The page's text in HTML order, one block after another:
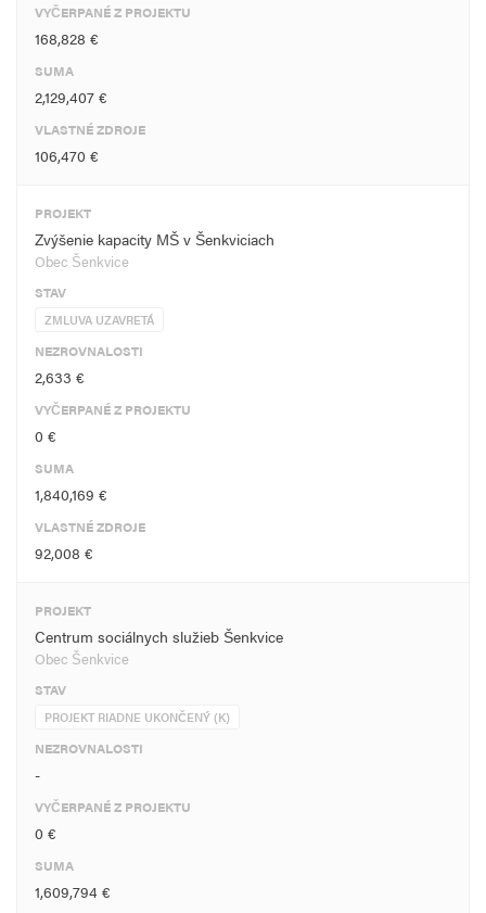
VYČERPANÉ Z PROJEKTU
168,828 €
SUMA
2,129,407 €
VLASTNÉ ZDROJE
106,470 €
PROJEKT
Zvýšenie kapacity MŠ v Šenkviciach
Obec Šenkvice
STAV
ZMLUVA UZAVRETÁ
NEZROVNALOSTI
2,633 €
VYČERPANÉ Z PROJEKTU
0 €
SUMA
1,840,169 €
VLASTNÉ ZDROJE
92,008 €
PROJEKT
Centrum sociálnych služieb Šenkvice
Obec Šenkvice
STAV
PROJEKT RIADNE UKONČENÝ (K)
NEZROVNALOSTI
-
VYČERPANÉ Z PROJEKTU
0 €
SUMA
1,609,794 €